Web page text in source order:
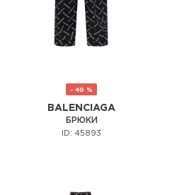
- 40 %
BALENCIAGA
БРЮКИ
ID: 45893